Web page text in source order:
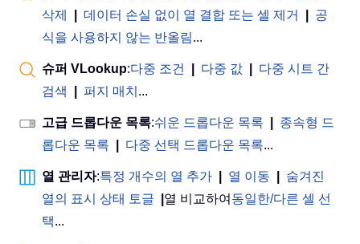
삭제
데이터 손실 없이 열 결합 또는 셀 제거
공
식을 사용하지 않는 반올림...
슈퍼 VLookup:다중 조건 다중 값
다중 시트 간
검색
퍼지 매치 ...
고급 드롭다운 목록:쉬운 드롭다운 목록
종속형 드
롭다운 목록
다중 선택 드롭다운 목록...
열 관리자:특정 개수의 열 추가 열 이동
숨겨진
열의 표시 상태 토글
열 비교하여 동일한/다른 셀 선
택...